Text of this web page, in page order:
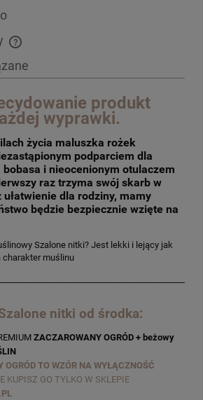
kosztów płatności
produkt
wyprawki.
życia maluszka rożek
podparciem dla
i nieocenionym otulaczem
raz trzyma swój skarb w
dla rodziny, mamy
będzie bezpiecznie wzięte na
Szalone nitki? Jest lekki i lejący jak
charakter muślinu
nitki od środka:
ZACZAROWANY OGRÓD + beżowy
OGRÓD TO WZÓR NA WYŁĄCZNOŚĆ
KUPISZ GO TYLKO W SKLEPIE